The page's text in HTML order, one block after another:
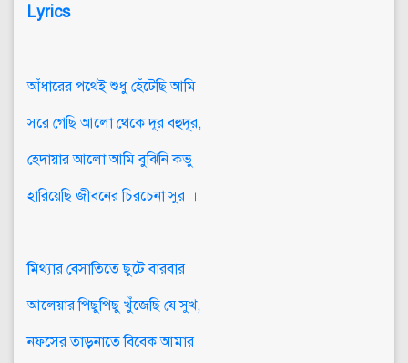
Lyrics
আঁধারের পথেই শুধু হেঁটেছি আমি
সরে গেছি আলো থেকে দূর বহুদূর,
হেদায়ার আলো আমি বুঝিনি কভু
হারিয়েছি জীবনের চিরচেনা সুর।।
মিথ্যার বেসাতিতে ছুটে বারবার
আলেয়ার পিছুপিছু খুঁজেছি যে সুখ,
নফসের তাড়নাতে বিবেক আমার